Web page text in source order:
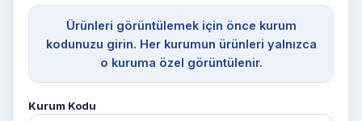
Ürünleri görüntülemek için önce kurum
kodunuzu girin. Her kurumun ürünleri yalnızca
o kuruma özel görüntülenir.
Kurum Kodu